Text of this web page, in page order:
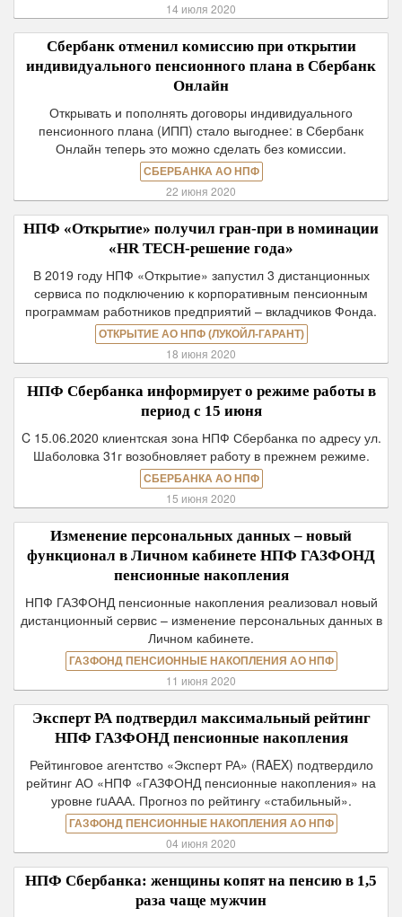
14 июля 2020
Сбербанк отменил комиссию при открытии
индивидуального пенсионного плана в Сбербанк
Онлайн
Открывать и пополнять договоры индивидуального
пенсионного плана (ИПП) стало выгоднее: в Сбербанк
Онлайн теперь это можно сделать без комиссии.
СБЕРБАНКА АО НПФ
22 июня 2020
НПФ «Открытие» получил гран-при в номинации
«HR TECH-решение года»
В 2019 году НПФ «Открытие» запустил 3 дистанционных
сервиса по подключению к корпоративным пенсионным
программам работников предприятий – вкладчиков Фонда.
ОТКРЫТИЕ АО НПФ (ЛУКОЙЛ-ГАРАНТ)
18 июня 2020
НПФ Сбербанка информирует о режиме работы в
период с 15 июня
C 15.06.2020 клиентская зона НПФ Сбербанка по адресу ул.
Шаболовка 31г возобновляет работу в прежнем режиме.
СБЕРБАНКА АО НПФ
15 июня 2020
Изменение персональных данных – новый
функционал в Личном кабинете НПФ ГАЗФОНД
пенсионные накопления
НПФ ГАЗФОНД пенсионные накопления реализовал новый
дистанционный сервис – изменение персональных данных в
Личном кабинете.
ГАЗФОНД ПЕНСИОННЫЕ НАКОПЛЕНИЯ АО НПФ
11 июня 2020
Эксперт РА подтвердил максимальный рейтинг
НПФ ГАЗФОНД пенсионные накопления
Рейтинговое агентство «Эксперт РА» (RAEX) подтвердило
рейтинг АО «НПФ «ГАЗФОНД пенсионные накопления» на
уровне ruААА. Прогноз по рейтингу «стабильный».
ГАЗФОНД ПЕНСИОННЫЕ НАКОПЛЕНИЯ АО НПФ
04 июня 2020
НПФ Сбербанка: женщины копят на пенсию в 1,5
раза чаще мужчин